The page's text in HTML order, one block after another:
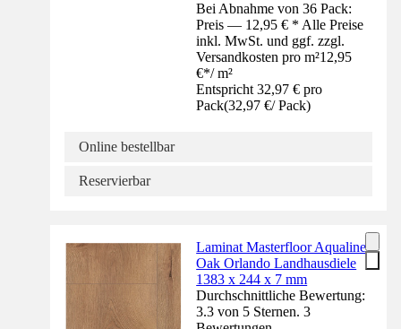
Bei Abnahme von 36 Pack:
Preis — 12,95 € * Alle Preise
inkl. MwSt. und ggf. zzgl.
Versandkosten pro m²12,95
€*/ m²
Entspricht 32,97 € pro
Pack(32,97 €/ Pack)
Online bestellbar
Reservierbar
Laminat Masterfloor Aqualine
Oak Orlando Landhausdiele
1383 x 244 x 7 mm
Durchschnittliche Bewertung:
3.3 von 5 Sternen. 3